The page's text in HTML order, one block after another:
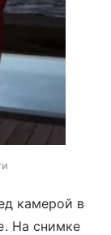
камерой в
На снимке